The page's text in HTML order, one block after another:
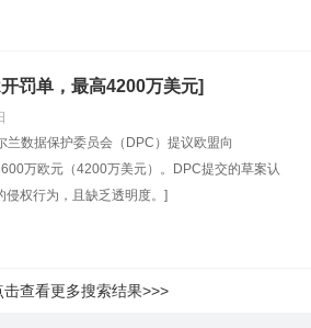
罚单，最高4200万美元]
兰数据保护委员会（DPC）提议欧盟向
万欧元（4200万美元）。DPC提交的草案认
侵权行为，且缺乏透明度。]
击查看更多搜索结果>>>